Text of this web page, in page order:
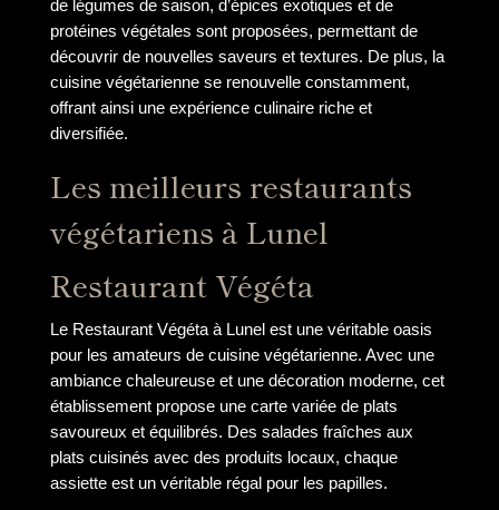
de légumes de saison, d’épices exotiques et de
protéines végétales sont proposées, permettant de
découvrir de nouvelles saveurs et textures. De plus, la
cuisine végétarienne se renouvelle constamment,
offrant ainsi une expérience culinaire riche et
diversifiée.
Les meilleurs restaurants
végétariens à Lunel
Restaurant Végéta
Le Restaurant Végéta à Lunel est une véritable oasis
pour les amateurs de cuisine végétarienne. Avec une
ambiance chaleureuse et une décoration moderne, cet
établissement propose une carte variée de plats
savoureux et équilibrés. Des salades fraîches aux
plats cuisinés avec des produits locaux, chaque
assiette est un véritable régal pour les papilles.